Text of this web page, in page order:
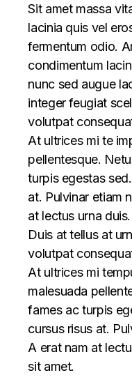
Sit amet massa
lacinia quis vel
fermentum odio.
condimentum
nunc sed augue
integer feugiat
volutpat
At ultrices mi te
pellentesque.
turpis egestas
at. Pulvinar etiam
at lectus urna
Duis at tellus at
volutpat
At ultrices mi
malesuada
fames ac turpis
cursus risus at.
A erat nam at
sit amet.